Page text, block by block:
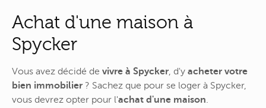
Achat d'une maison à
Spycker
Vous avez décidé de vivre à Spycker, d'y acheter votre
bien immobilier ? Sachez que pour se loger à Spycker,
vous devrez opter pour l'achat d'une maison.